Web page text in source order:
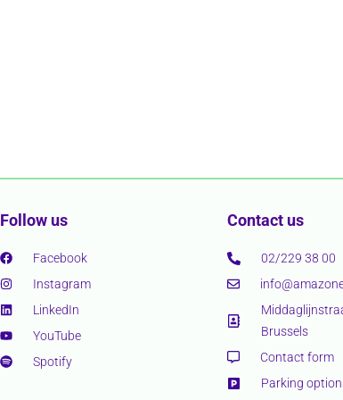
Follow us
Facebook
Instagram
LinkedIn
YouTube
Spotify
Contact us
02/229 38 00
Brussels
Contact form
Parking